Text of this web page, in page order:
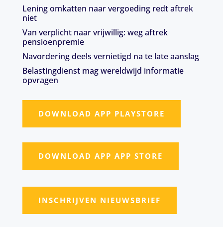
Lening omkatten naar vergoeding redt aftrek
niet
Van verplicht naar vrijwillig: weg aftrek
pensioenpremie
Navordering deels vernietigd na te late aanslag
Belastingdienst mag wereldwijd informatie
opvragen
DOWNLOAD APP PLAYSTORE
DOWNLOAD APP APP STORE
INSCHRIJVEN NIEUWSBRIEF